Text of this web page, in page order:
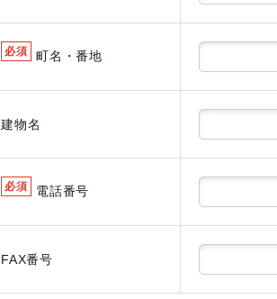
必須 町名・番地
建物名
必須 電話番号
FAX番号